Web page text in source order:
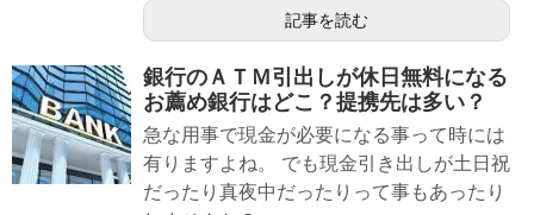
記事を読む
銀行のＡＴＭ引出しが休日無料になる
お薦め銀行はどこ？提携先は多い？
急な用事で現金が必要になる事って時には
有りますよね。 でも現金引き出しが土日祝
だったり真夜中だったりって事もあったり